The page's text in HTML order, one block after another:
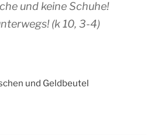
und keine Schuhe!
(k 10, 3-4)
und Geldbeutel